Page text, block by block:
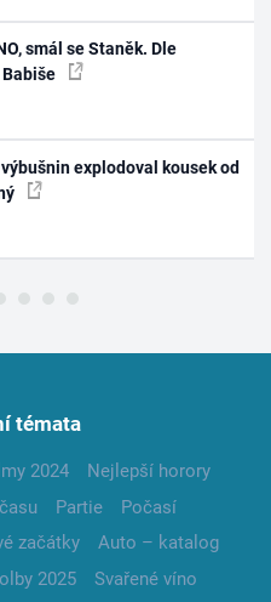
smál se Staněk. Dle
explodoval kousek od
témata
2024
Nejlepší horory
Partie
Počasí
začátky
Auto – katalog
2025
Svařené víno